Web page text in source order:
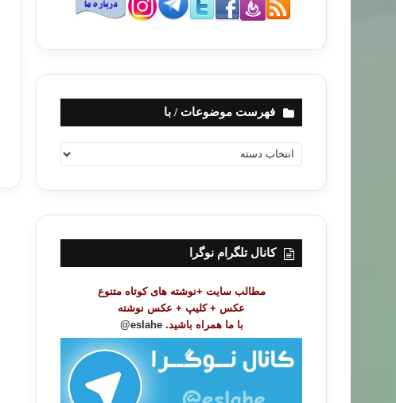
فهرست موضوعات / با
ه
ت
ض
کانال تلگرام نوگرا
مطالب سایت +نوشته های کوتاه متنوع
عکس + کلیپ + عکس نوشته
با ما همراه باشید. eslahe@